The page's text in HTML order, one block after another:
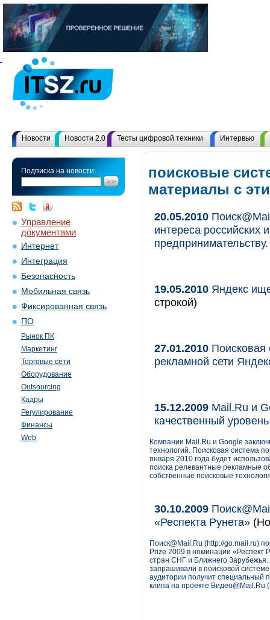
Новости Новости 2.0 Тесты цифровой техники Интервью
Подписка на новости:
Управление
документами
Интернет
Интеграция
Безопасность
Мобильная связь
Фиксированная связь
ПО
Рынок ПК
Маркетинг
Торговые сети
Оборудование
Outsourcing
Кадры
Регулирование
Финансы
Web
поисковые
материалы с
20.05.2010
интереса российских
предпринимательству.
19.05.2010 Яндекс
строкой)
27.01.2010 Поисковая
рекламной сети
15.12.2009 Mail.Ru и
качественный уровень
Компании Mail.Ru и Google
технологий. Поисковая система
января 2010 года будет
поиска релевантные рекламные
собственные поисковые
30.10.2009
«Респекта Рунета»
Поиск@Mail.Ru (http://go.mail.ru)
Prize 2009 в номинации «Респект
стран СНГ и Ближнего
запрашивали в поисковой
аудитории получит специальный
клипа на проекте Видео@Mail.Ru